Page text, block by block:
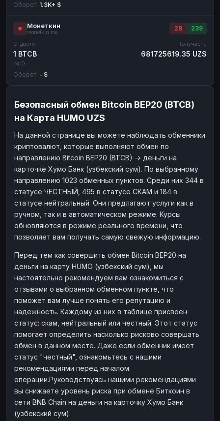
Оборот: 1.3K+ $
Монеткин
monetkin.me
28 239
Отдаёте
1 BTCB
от 0
Получаете
681725619.35 UZS
Оборот: - $
Безопасный обмен Bitcoin BEP20 (BTCB)
на Карта HUMO UZS
На данной странице вы можете наблюдать обменники
криптовалют, которые выполняют обмен по
направлению Bitcoin BEP20 (BTCB) → деньги на
карточке Хумо Банк (узбекский сум). По выбранному
направлению 1023 обменных пунктов. Среди них 344 в
статусе ЧЕСТНЫЙ, 495 в статусе СКАМ и 184 в
статусе нейтральный. Они предлагают услуги как в
ручном, так и в автоматическом режиме. Курсы
обновляются в режиме реального времени, что
позволяет вам получать самую свежую информацию.
Перед тем как совершить обмен Bitcoin BEP20 на
деньги на карту HUMO (узбекский сум), мы
настоятельно рекомендуем вам ознакомиться с
отзывами о выбранном обменном пункте, что
поможет вам лучше понять его репутацию и
надежность. Каждому из них в таблице присвоен
статус: скам, нейтральный или честный. Этот статус
помогает определить насколько рисково совершать
обмен в данном месте. Даже если обменник имеет
статус "честный", ознакомьтесь с нашими
рекомендациями перед началом
операции.Руководствуясь нашими рекомендациями
вы снижаете уровень риска при обмене Биткоин в
сети BNB Chain на деньги на карточку Хумо Банк
(узбекский сум).